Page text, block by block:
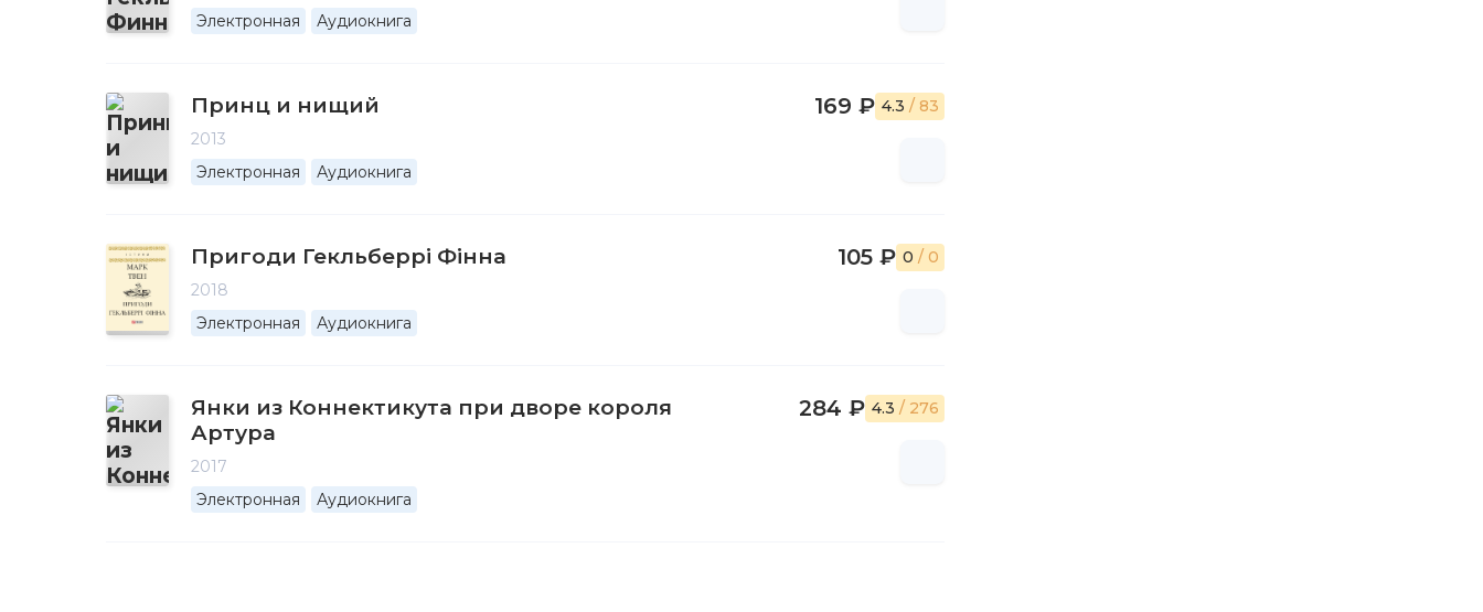
Электронная
Аудиокнига
Принц и нищий
2013
Электронная
Аудиокнига
169 ₽ 4.3 / 83
Пригоди Гекльберрі Фінна
2018
Электронная
Аудиокнига
105 ₽ 0 / 0
Янки из Коннектикута при дворе короля
Артура
2017
Электронная
Аудиокнига
284 ₽ 4.3 / 276